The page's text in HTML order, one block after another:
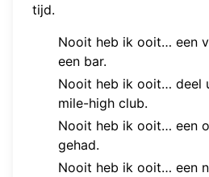
tijd.
Nooit heb ik ooit… een
een bar.
Nooit heb ik ooit… deel
mile-high club.
Nooit heb ik ooit… een
gehad.
Nooit heb ik ooit… een